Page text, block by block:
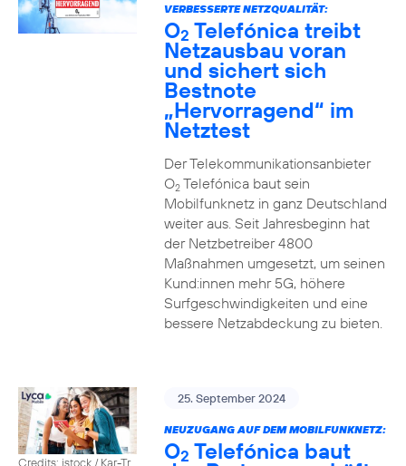
VERBESSERTE NETZQUALITÄT:
O2 Telefónica treibt
Netzausbau voran
und sichert sich
Bestnote
„Hervorragend“ im
Netztest
Der Telekommunikationsanbieter
O2Telefónica baut sein
Mobilfunknetz in ganz Deutschland
weiter aus. Seit Jahresbeginn hat
der Netzbetreiber 4800
Maßnahmen umgesetzt, um seinen
Kund:innen mehr 5G, höhere
Surfgeschwindigkeiten und eine
bessere Netzabdeckung zu bieten.
Credits: istock / Kar-Tr
25. September 2024
NEUZUGANG AUF DEM MOBILFUNKNETZ:
O2 Telefónica baut